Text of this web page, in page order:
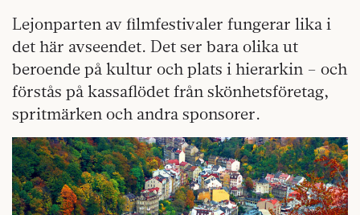
Lejonparten av filmfestivaler fungerar lika i
det här avseendet. Det ser bara olika ut
beroende på kultur och plats i hierarkin – och
förstås på kassaflödet från skönhetsföretag,
spritmärken och andra sponsorer.